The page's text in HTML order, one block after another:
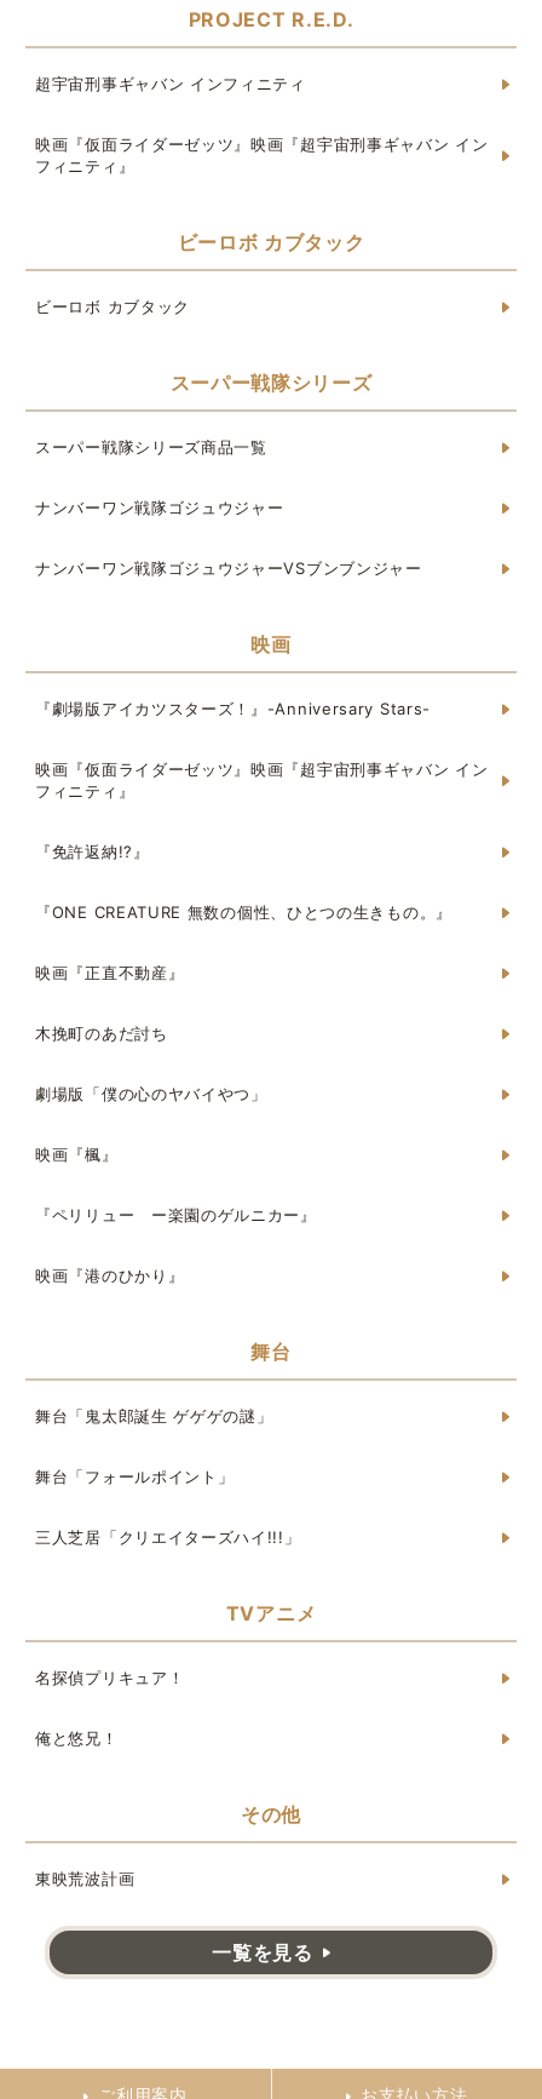
PROJECT R.E.D.
超宇宙刑事ギャバン インフィニティ
映画『仮面ライダーゼッツ』映画『超宇宙刑事ギャバン イン
フィニティ』
ビーロボ カブタック
ビーロボ カブタック
スーパー戦隊シリーズ
スーパー戦隊シリーズ商品一覧
ナンバーワン戦隊ゴジュウジャー
ナンバーワン戦隊ゴジュウジャーVSブンブンジャー
映画
『劇場版アイカツスターズ！』-Anniversary Stars-
映画『仮面ライダーゼッツ』映画『超宇宙刑事ギャバン イン
フィニティ』
『免許返納!?』
『ONE CREATURE 無数の個性、ひとつの生きもの。』
映画『正直不動産』
木挽町のあだ討ち
劇場版「僕の心のヤバイやつ」
映画『楓』
『ペリリュー ー楽園のゲルニカー』
映画『港のひかり』
舞台
舞台「鬼太郎誕生 ゲゲゲの謎」
舞台「フォールポイント」
三人芝居「クリエイターズハイ!!!」
TVアニメ
名探偵プリキュア！
俺と悠兄！
その他
東映荒波計画
一覧を見る
ご利用案内 お支払い方法